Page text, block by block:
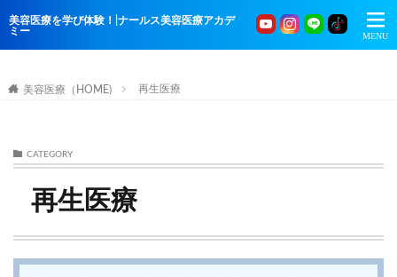
美容医療を学び体験！|ナールス美容医療アカデ
ミー
美容医療（HOME) 再生医療
CATEGORY
再生医療